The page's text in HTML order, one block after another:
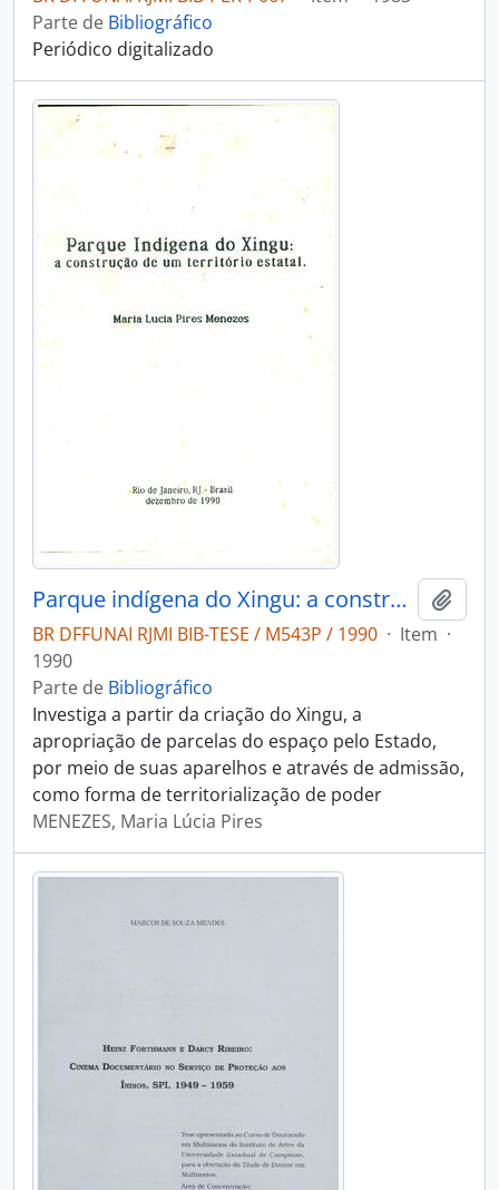
Parte de Bibliográfico
Periódico digitalizado
Parque indígena do Xingu: a construção de um território estatal
BR DFFUNAI RJMI BIB-TESE / M543P / 1990 · Item ·
1990
Parte de Bibliográfico
Investiga a partir da criação do Xingu, a
apropriação de parcelas do espaço pelo Estado,
por meio de suas aparelhos e através de admissão,
como forma de territorialização de poder
MENEZES, Maria Lúcia Pires